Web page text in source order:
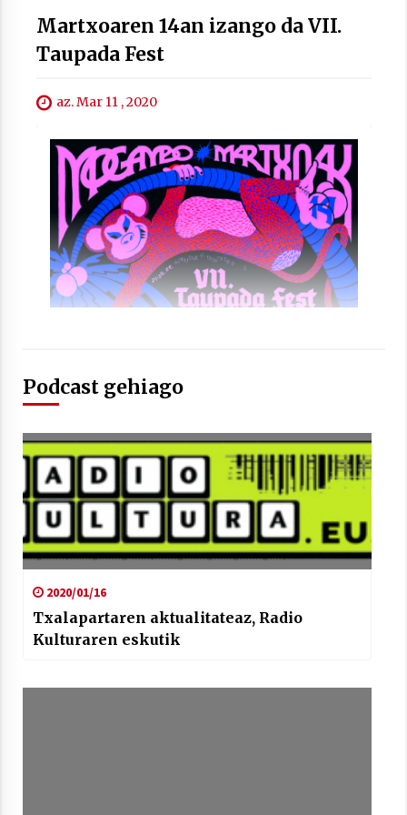
Arrosaren laburpen bideoa Hamaika
Telebistaren eskutik
2021/06/30
Martxoaren 14an izango da VII.
Taupada Fest
az. Mar 11 , 2020
Podcast gehiago
2020/01/16
Txalapartaren aktualitateaz, Radio
Kulturaren eskutik